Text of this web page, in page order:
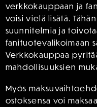
verkkokauppaan ja
voisi vielä lisätä.
suunnitelmia ja
fanituotevalikoimaan
Verkkokauppaa
mahdollisuuksien
Myös
ostoksensa voi